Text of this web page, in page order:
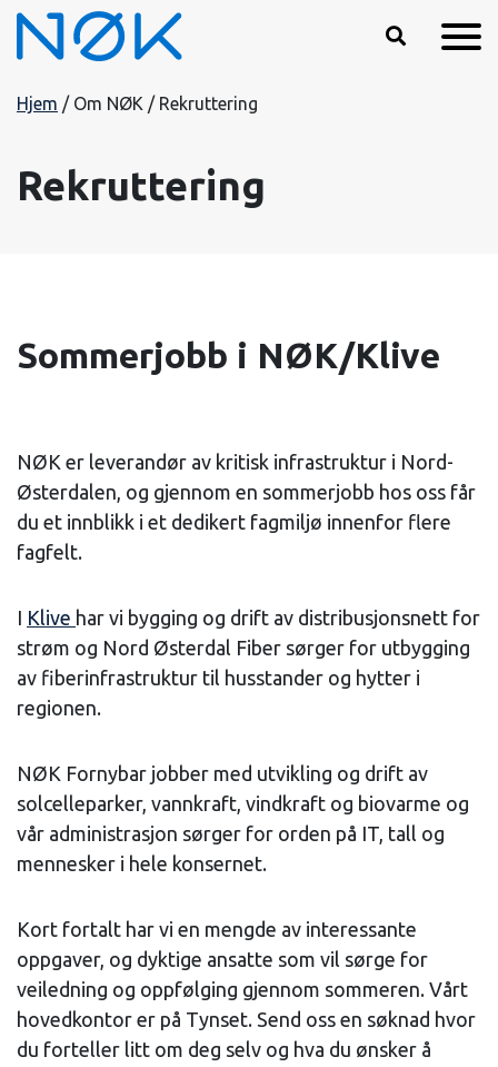
Hopp til hovedinnhold
Hjem / Om NØK / Rekruttering
Rekruttering
Sommerjobb i NØK/Klive
NØK er leverandør av kritisk infrastruktur i Nord-
Østerdalen, og gjennom en sommerjobb hos oss får
du et innblikk i et dedikert fagmiljø innenfor flere
fagfelt.
I Klive har vi bygging og drift av distribusjonsnett for
strøm og Nord Østerdal Fiber sørger for utbygging
av fiberinfrastruktur til husstander og hytter i
regionen.
NØK Fornybar jobber med utvikling og drift av
solcelleparker, vannkraft, vindkraft og biovarme og
vår administrasjon sørger for orden på IT, tall og
mennesker i hele konsernet.
Kort fortalt har vi en mengde av interessante
oppgaver, og dyktige ansatte som vil sørge for
veiledning og oppfølging gjennom sommeren. Vårt
hovedkontor er på Tynset. Send oss en søknad hvor
du forteller litt om deg selv og hva du ønsker å